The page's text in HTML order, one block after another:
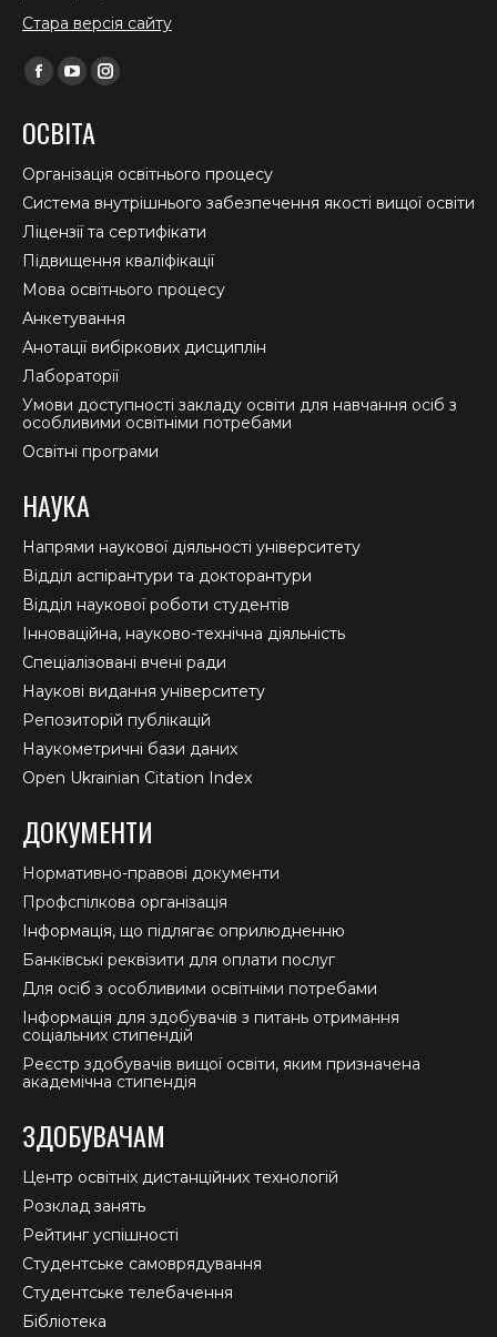
Стара версія сайту
Find us on:
Facebook
opens
in
new
window
YouTube
opens
in
new
window
Instagram
in
new
window
ОСВІТА
Організація освітнього процесу
Система внутрішнього забезпечення якості вищої освіти
Ліцензії та сертифікати
Підвищення кваліфікації
Мова освітнього процесу
Анкетування
Анотації вибіркових дисциплін
Лабораторії
Умови доступності закладу освіти для навчання осіб з
особливими освітніми потребами
Освітні програми
НАУКА
Напрями наукової діяльності університету
Відділ аспірантури та докторантури
Відділ наукової роботи студентів
Інноваційна, науково-технічна діяльність
Спеціалізовані вчені ради
Наукові видання університету
Репозиторій публікацій
Наукометричні бази даних
Open Ukrainian Citation Index
ДОКУМЕНТИ
Нормативно-правові документи
Профспілкова організація
Інформація, що підлягає оприлюдненню
Банківські реквізити для оплати послуг
Для осіб з особливими освітніми потребами
Інформація для здобувачів з питань отримання
соціальних стипендій
Реєстр здобувачів вищої освіти, яким призначена
академічна стипендія
ЗДОБУВАЧАМ
Центр освітніх дистанційних технологій
Розклад занять
Рейтинг успішності
Студентське самоврядування
Студентське телебачення
Бібліотека